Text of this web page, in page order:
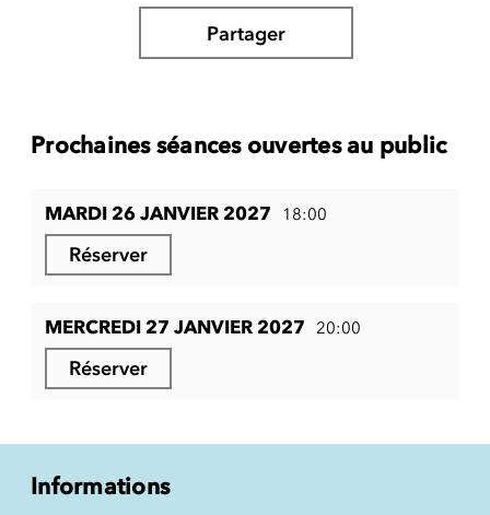
Partager
Prochaines séances ouvertes au public
MARDI 26 JANVIER 2027 18:00
Réserver
MERCREDI 27 JANVIER 2027 20:00
Réserver
Informations